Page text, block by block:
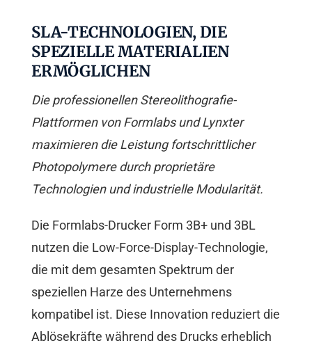
SLA-TECHNOLOGIEN, DIE
SPEZIELLE MATERIALIEN
ERMÖGLICHEN
Die professionellen Stereolithografie-
Plattformen von Formlabs und Lynxter
maximieren die Leistung fortschrittlicher
Photopolymere durch proprietäre
Technologien und industrielle Modularität.
Die Formlabs-Drucker Form 3B+ und 3BL
nutzen die Low-Force-Display-Technologie,
die mit dem gesamten Spektrum der
speziellen Harze des Unternehmens
kompatibel ist. Diese Innovation reduziert die
Ablösekräfte während des Drucks erheblich